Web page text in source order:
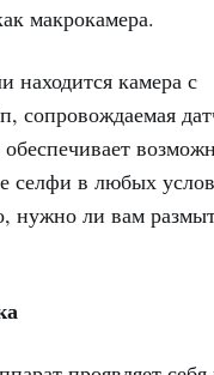
макрокамера.
находится камера с
сопровождаемая
селфи в любых
нужно ли вам